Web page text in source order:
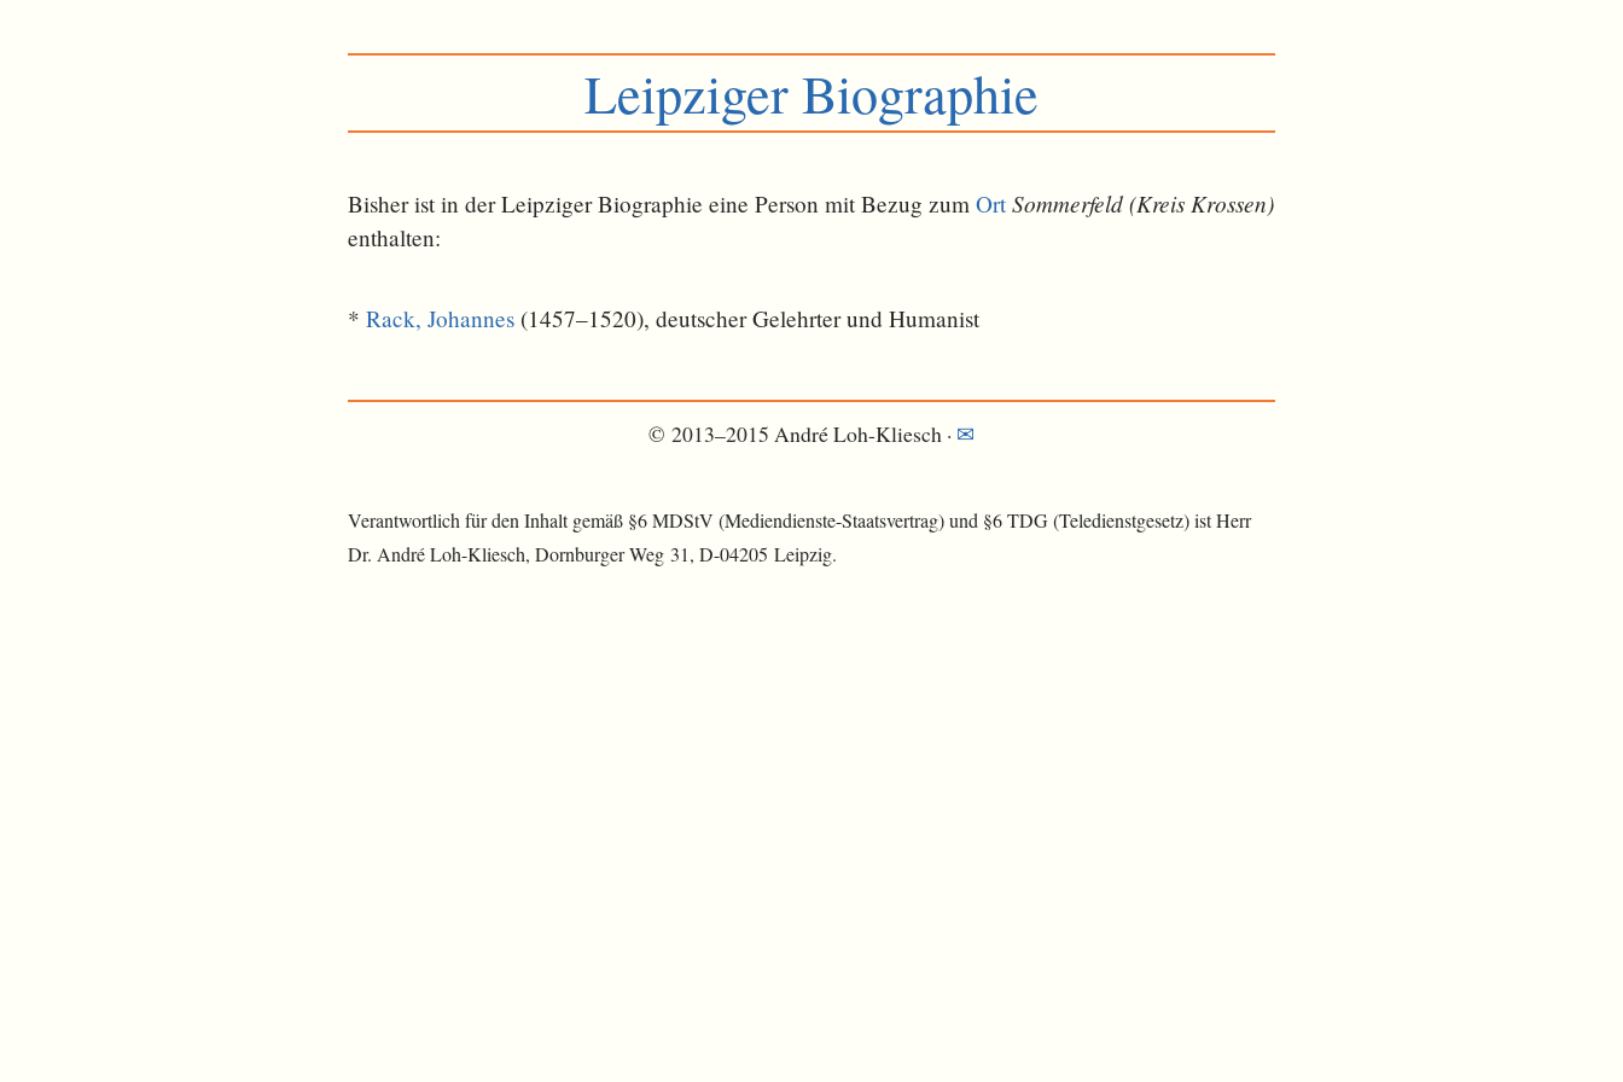
Leipziger Biographie
Bisher ist in der Leipziger Biographie eine Person mit Bezug zum Ort Sommerfeld (Kreis Krossen)
ent­halten:
* Rack, Johannes (1457–1520), deutscher Gelehrter und Humanist
© 2013–2015 André Loh-Kliesch · ✉
Verantwortlich für den Inhalt gemäß §6 MDStV (Mediendienste-Staatsvertrag) und §6 TDG (Teledienstgesetz) ist Herr
Dr. André Loh-Kliesch, Dornburger Weg 31, D-04205 Leipzig.